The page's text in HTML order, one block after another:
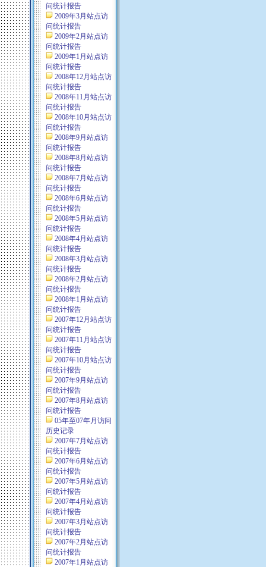
问统计报告
2009年3月站点访
问统计报告
2009年2月站点访
问统计报告
2009年1月站点访
问统计报告
2008年12月站点访
问统计报告
2008年11月站点访
问统计报告
2008年10月站点访
问统计报告
2008年9月站点访
问统计报告
2008年8月站点访
问统计报告
2008年7月站点访
问统计报告
2008年6月站点访
问统计报告
2008年5月站点访
问统计报告
2008年4月站点访
问统计报告
2008年3月站点访
问统计报告
2008年2月站点访
问统计报告
2008年1月站点访
问统计报告
2007年12月站点访
问统计报告
2007年11月站点访
问统计报告
2007年10月站点访
问统计报告
2007年9月站点访
问统计报告
2007年8月站点访
问统计报告
05年至07年月访问
历史记录
2007年7月站点访
问统计报告
2007年6月站点访
问统计报告
2007年5月站点访
问统计报告
2007年4月站点访
问统计报告
2007年3月站点访
问统计报告
2007年2月站点访
问统计报告
2007年1月站点访